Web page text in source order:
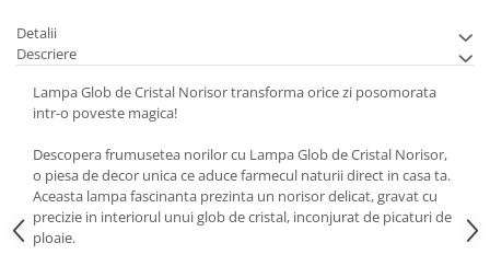
Detalii
Descriere
Lampa Glob de Cristal Norisor transforma orice zi posomorata
intr-o poveste magica!
Descopera frumusetea norilor cu Lampa Glob de Cristal Norisor,
o piesa de decor unica ce aduce farmecul naturii direct in casa ta.
Aceasta lampa fascinanta prezinta un norisor delicat, gravat cu
precizie in interiorul unui glob de cristal, inconjurat de picaturi de
ploaie.